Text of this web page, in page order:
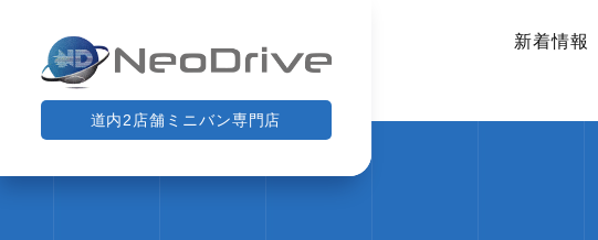
道内2店舗ミニバン専門店
新着情報